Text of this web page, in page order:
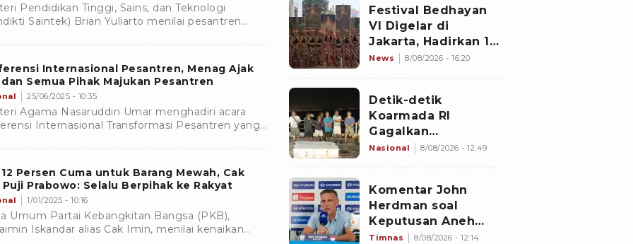
Pendidikan Tinggi, Sains, dan Teknologi
Saintek) Brian Yuliarto menilai pesantren
maju
Internasional Pesantren, Menag Ajak
dan Semua Pihak Majukan Pesantren
25/06/2025 - 10:35
Agama Nasaruddin Umar menghadiri acara
Internasional Transformasi Pesantren yang
12 Persen Cuma untuk Barang Mewah, Cak
Puji Prabowo: Selalu Berpihak ke Rakyat
1/01/2025 - 10:16
Umum Partai Kebangkitan Bangsa (PKB),
Iskandar alias Cak Imin, menilai kenaikan
Negara Adu Karya
PMU
Festival Bedhayan
VI Digelar di
Jakarta, Hadirkan 16
Kelompok Tari dari
News 8/08/2026 - 16:20
Detik-detik
Koarmada RI
Gagalkan
Penyelundupan 1,3
Perairan Bintan
Nasional 8/08/2026 - 12:49
Komentar John
Herdman soal
Keputusan Aneh
Wasit Laga Timnas
Timnas 8/08/2026 - 12:14